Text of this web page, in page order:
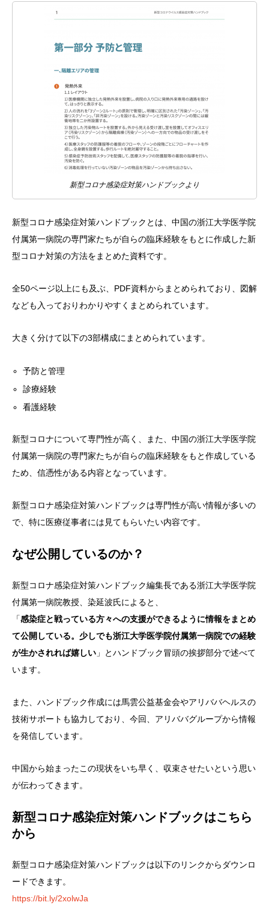
新型コロナ感染症対策ハンドブックより
新型コロナ感染症対策ハンドブックとは、中国の浙江大学医学院
付属第一病院の専門家たちが自らの臨床経験をもとに作成した新
型コロナ対策の方法をまとめた資料です。
全50ページ以上にも及ぶ、PDF資料からまとめられており、図解
なども入っておりわかりやすくまとめられています。
大きく分けて以下の3部構成にまとめられています。
予防と管理
診療経験
看護経験
新型コロナについて専門性が高く、また、中国の浙江大学医学院
付属第一病院の専門家たちが自らの臨床経験をもと作成している
ため、信憑性がある内容となっています。
新型コロナ感染症対策ハンドブックは専門性が高い情報が多いの
で、特に医療従事者には見てもらいたい内容です。
なぜ公開しているのか？
新型コロナ感染症対策ハンドブック編集長である浙江大学医学院
付属第一病院教授、染延波氏によると、
「感染症と戦っている方々への支援ができるように情報をまとめ
て公開している。少しでも浙江大学医学院付属第一病院での経験
が生かされれば嬉しい 」とハンドブック冒頭の挨拶部分で述べて
います。
また、ハンドブック作成には馬雲公益基金会やアリババヘルスの
技術サポートも協力しており、今回、アリババグループから情報
を発信しています。
中国から始まったこの現状をいち早く、収束させたいという思い
が伝わってきます。
新型コロナ感染症対策ハンドブックはこちら
から
新型コロナ感染症対策ハンドブックは以下のリンクからダウンロ
ードできます。
https://bit.ly/2xolwJa